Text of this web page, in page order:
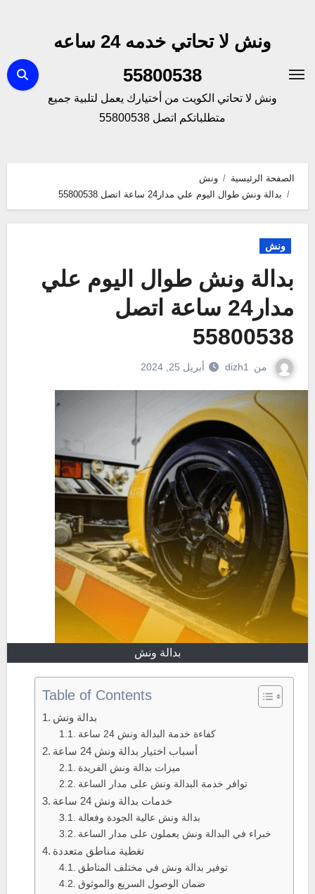
ونش لا تحاتي خدمه 24 ساعه
55800538
ونش لا تحاتي الكويت من أختيارك يعمل لتلبية جميع
متطلباتكم اتصل 55800538
الصفحة الرئيسية
ونش
بدالة ونش طوال اليوم علي مدار24 ساعة اتصل 55800538
ونش
بدالة ونش طوال اليوم علي
مدار24 ساعة اتصل
55800538
من dizh1 أبريل 25, 2024
بدالة ونش
Table of Contents
بدالة ونش
كفاءة خدمة البدالة ونش 24 ساعة
أسباب اختيار بدالة ونش 24 ساعة
ميزات بدالة ونش الفريدة
توافر خدمة البدالة ونش على مدار الساعة
خدمات بدالة ونش 24 ساعة
بدالة ونش عالية الجودة وفعالة
خبراء في البدالة ونش يعملون على مدار الساعة
تغطية مناطق متعددة
توفير بدالة ونش في مختلف المناطق
ضمان الوصول السريع والموثوق